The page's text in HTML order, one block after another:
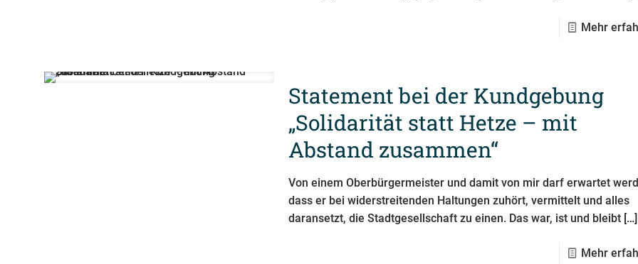
Mehr
Statement bei der Kundgebung
„Solidarität statt Hetze – mit
Abstand zusammen“
Von einem Oberbürgermeister und damit von mir darf erwartet
dass er bei widerstreitenden Haltungen zuhört, vermittelt und alles
daransetzt, die Stadtgesellschaft zu einen. Das war, ist und bleibt […]
Mehr